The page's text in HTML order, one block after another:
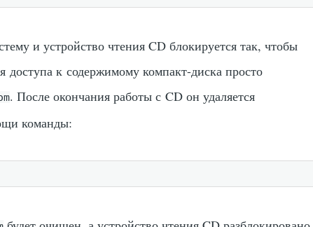
и устройство чтения CD блокируется так, чтобы
доступа к содержимому компакт-диска просто
. После окончания работы с CD он удаляется
команды: